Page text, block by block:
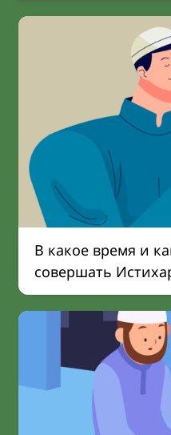
В какое время и
совершать